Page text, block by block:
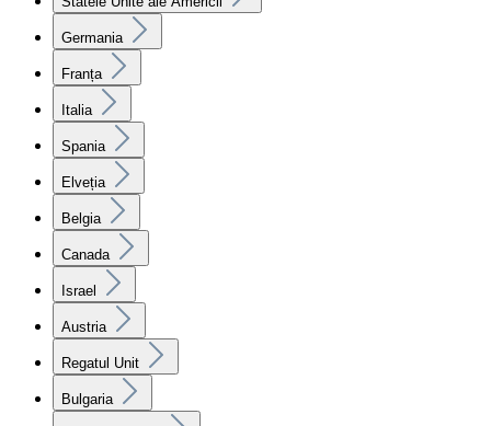
Germania
Franța
Italia
Spania
Elveția
Belgia
Canada
Israel
Austria
Regatul Unit
Bulgaria